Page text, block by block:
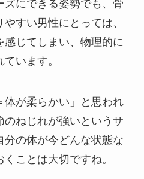
ズにできる姿勢でも、骨
すい男性にとっては、
感じてしまい、物理的に
います。
体が柔らかい」と思われ
のねじれが強いというサ
分の体が今どんな状態な
ことは大切ですね。